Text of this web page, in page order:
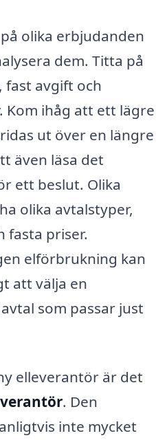
olika erbjudanden
dem. Titta på
fast avgift och
Kom ihåg att ett lägre
ut över en längre
även läsa det
ett beslut. Olika
olika avtalstyper,
fasta priser.
elförbrukning kan
att välja en
som passar just
elleverantör är det
. Den
inte mycket